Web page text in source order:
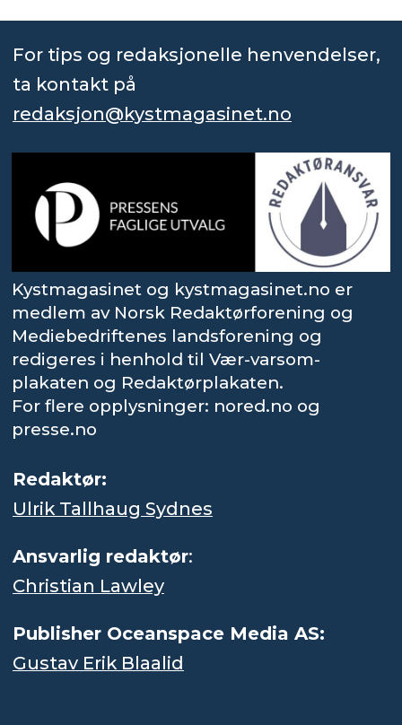
For tips og redaksjonelle henvendelser,
ta kontakt på
redaksjon@kystmagasinet.no
Kystmagasinet og kystmagasinet.no er
medlem av Norsk Redaktørforening og
Mediebedriftenes landsforening og
redigeres i henhold til Vær-varsom-
plakaten og Redaktørplakaten.
For flere opplysninger: nored.no og
presse.no
Redaktør:
Ulrik Tallhaug Sydnes
Ansvarlig redaktør:
Christian Lawley
Publisher Oceanspace Media AS:
Gustav Erik Blaalid